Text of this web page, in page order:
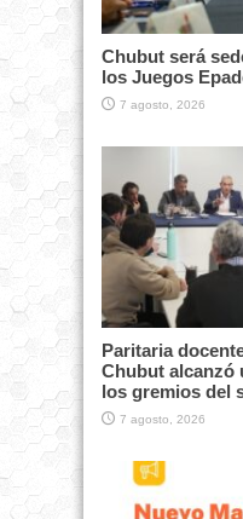
Chubut será
los Juegos
7 agosto, 2026
Paritaria
Chubut alcanzó
los gremios del
7 agosto, 2026